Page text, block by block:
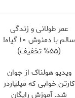
عمر طولانی و زندگی
سالم با دمنوش ۱۰ گیاه!
(۵۵% تخفیف)
ویدیو هولناک از جوان
کارتن خوابی که میلیاردر
شد. آموزش رایگان